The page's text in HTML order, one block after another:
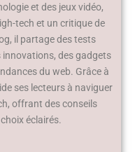
et des jeux vidéo,
tech et un critique de
il partage des tests
innovations, des gadgets
du web. Grâce à
ses lecteurs à naviguer
offrant des conseils
éclairés.